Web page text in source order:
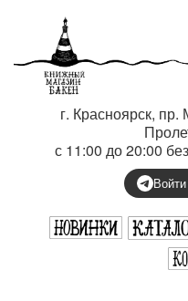
г. Красноярск,
с 11:00 до 20:00